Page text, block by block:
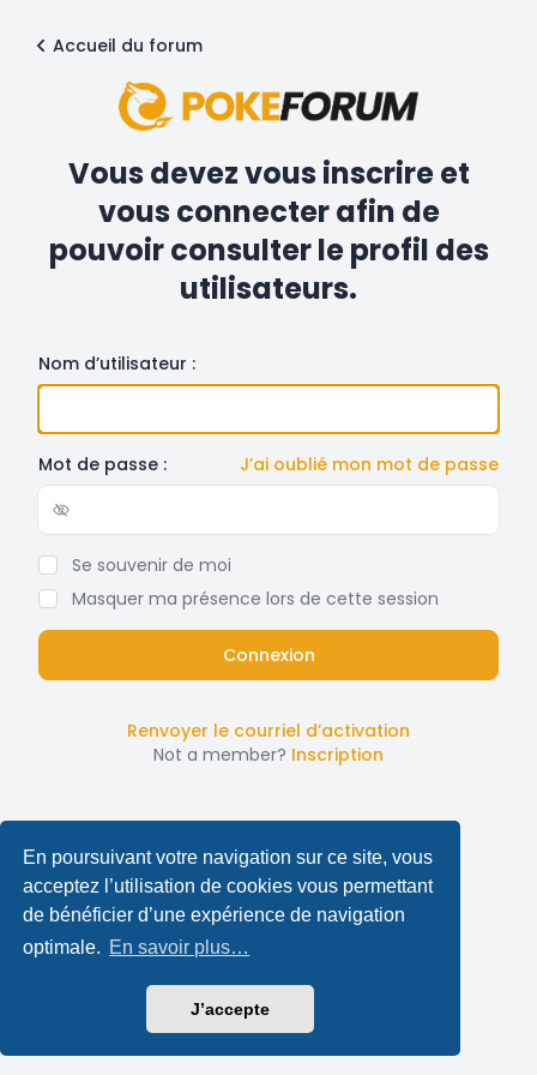
En poursuivant votre navigation sur ce site, vous
acceptez l’utilisation de cookies vous permettant
de bénéficier d’une expérience de navigation
optimale. En savoir plus…
J’accepte
Accueil du forum
Vous devez vous inscrire et
vous connecter afin de
pouvoir consulter le profil des
utilisateurs.
Nom d’utilisateur :
Mot de passe : J’ai oublié mon mot de passe
Show/hide password
Se souvenir de moi
Masquer ma présence lors de cette session
Renvoyer le courriel d’activation
Not a member? Inscription